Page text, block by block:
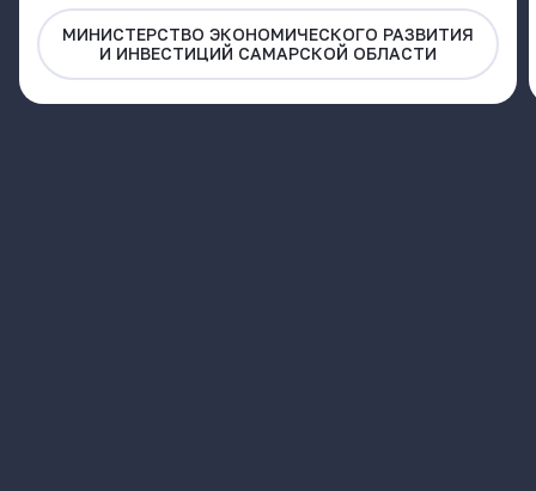
МИНИСТЕРСТВО ЭКОНОМИЧЕСКОГО РАЗВИТИЯ
И ИНВЕСТИЦИЙ САМАРСКОЙ ОБЛАСТИ